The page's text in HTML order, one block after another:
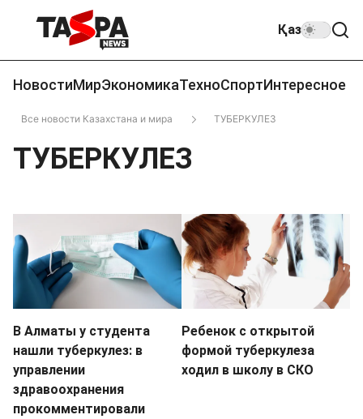
Қаз
НовостиМирЭкономикаТехноСпортИнтересное
Все новости Казахстана и мира ТУБЕРКУЛЕЗ
ТУБЕРКУЛЕЗ
В Алматы у студента
нашли туберкулез: в
управлении
здравоохранения
прокомментировали
Ребенок с открытой
формой туберкулеза
ходил в школу в СКО